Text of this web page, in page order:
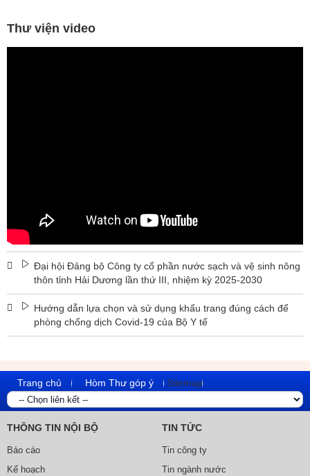
Thư viện video
Đại hội Đảng bộ Công ty cổ phần nước sạch và vệ sinh nông
thôn tỉnh Hải Dương lần thứ III, nhiệm kỳ 2025-2030
Hướng dẫn lựa chọn và sử dụng khấu trang đúng cách để
phòng chống dịch Covid-19 của Bộ Y tế
Trang chủ Hòm Thư góp ý Sitemap
THÔNG TIN NỘI BỘ
Báo cáo
Kế hoạch
TIN TỨC
Tin công ty
Tin ngành nước